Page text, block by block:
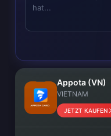
Appota (VN)
VIETNAM
JETZT KAUFEN